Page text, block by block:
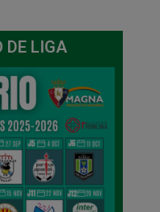
DE LIGA